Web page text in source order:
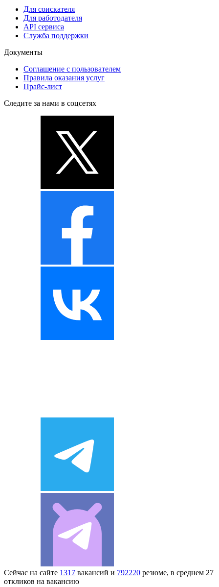
Для соискателя
Для работодателя
API сервиса
Служба поддержки
Документы
Соглашение с пользователем
Правила оказания услуг
Прайс-лист
Следите за нами в соцсетях
Сейчас на сайте 1317 вакансий и 792220 резюме, в среднем 27
откликов на вакансию